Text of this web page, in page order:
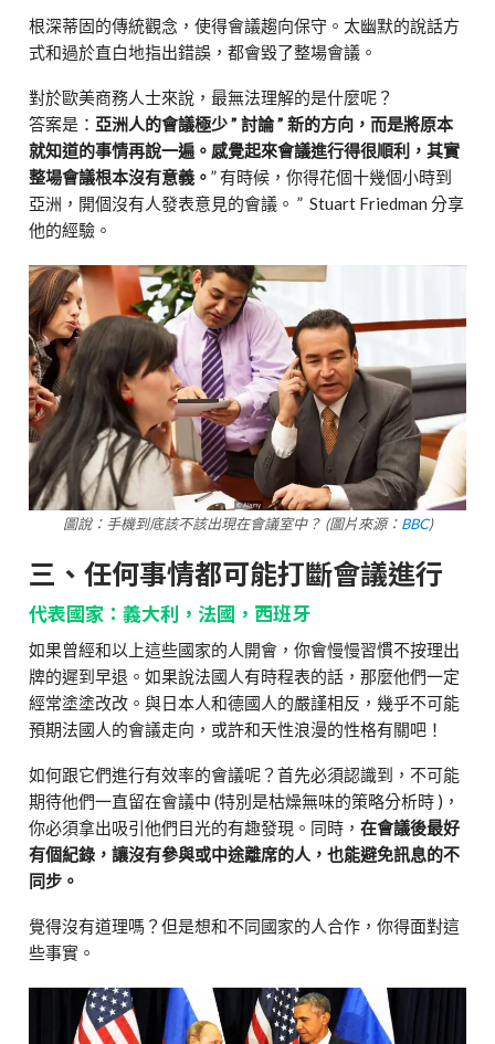
根深蒂固的傳統觀念，使得會議趨向保守。太幽默的說話方
式和過於直白地指出錯誤，都會毀了整場會議。
對於歐美商務人士來說，最無法理解的是什麼呢？
答案是： 亞洲人的會議極少 ” 討論 ” 新的方向，而是將原本
就知道的事情再說一遍。感覺起來會議進行得很順利，其實
整場會議根本沒有意義。” 有時候，你得花個十幾個小時到
亞洲，開個沒有人發表意見的會議。 ” Stuart Friedman 分享
他的經驗。
圖說：手機到底該不該出現在會議室中？ (圖片來源： BBC)
三、任何事情都可能打斷會議進行
代表國家：義大利，法國，西班牙
如果曾經和以上這些國家的人開會，你會慢慢習慣不按理出
牌的遲到早退。如果說法國人有時程表的話，那麼他們一定
經常塗塗改改。與日本人和德國人的嚴謹相反，幾乎不可能
預期法國人的會議走向，或許和天性浪漫的性格有關吧！
如何跟它們進行有效率的會議呢？首先必須認識到，不可能
期待他們一直留在會議中 (特別是枯燥無味的策略分析時 )，
你必須拿出吸引他們目光的有趣發現。同時，在會議後最好
有個紀錄，讓沒有參與或中途離席的人，也能避免訊息的不
同步。
覺得沒有道理嗎？但是想和不同國家的人合作，你得面對這
些事實。